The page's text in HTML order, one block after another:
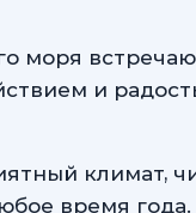
моря
и
климат,
время года.